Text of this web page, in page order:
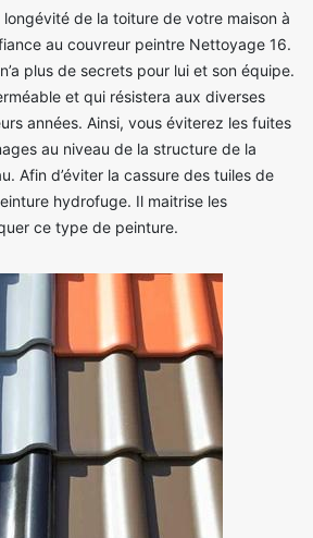
longévité de la toiture de votre maison à
au couvreur peintre Nettoyage 16.
plus de secrets pour lui et son équipe.
et qui résistera aux diverses
années. Ainsi, vous éviterez les fuites
au niveau de la structure de la
Afin d’éviter la cassure des tuiles de
hydrofuge. Il maitrise les
ce type de peinture.